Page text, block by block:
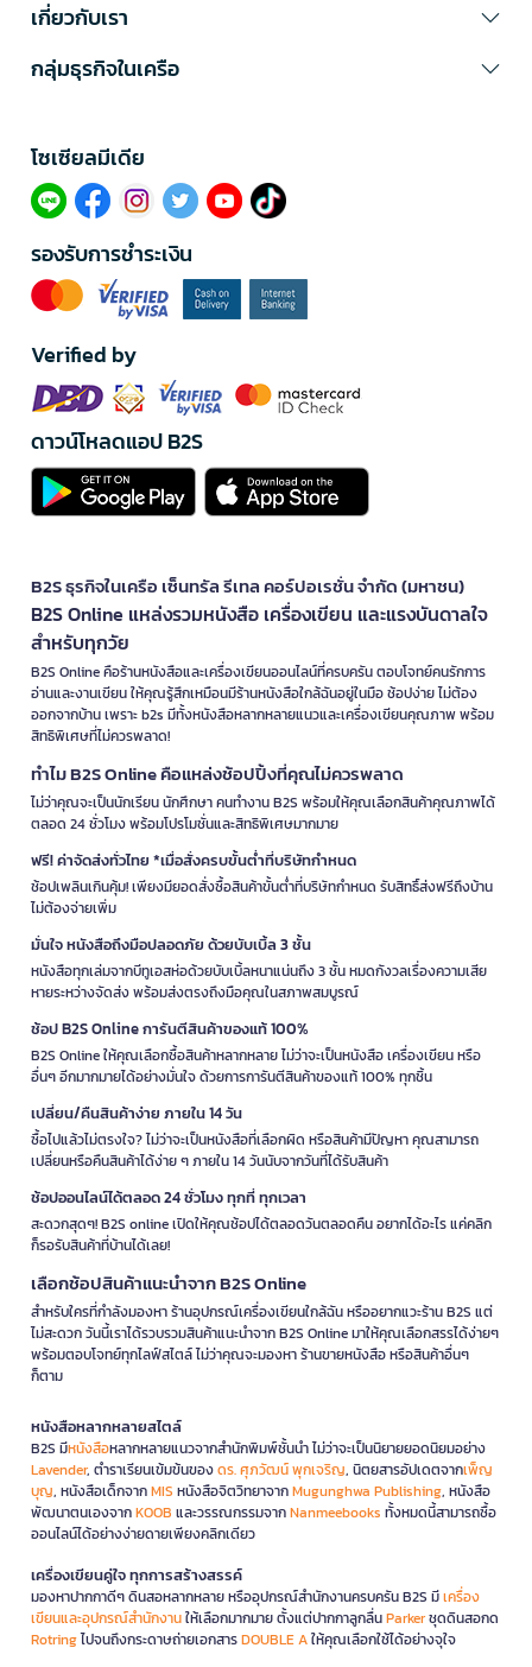
เกี่ยวกับเรา
กลุ่มธุรกิจในเครือ
โซเซียลมีเดีย​
รองรับการชำระเงิน
Verified by
ดาวน์โหลดแอป B2S
B2S ธุรกิจในเครือ เซ็นทรัล รีเทล คอร์ปอเรชั่น จำกัด (มหาชน)
B2S Online แหล่งรวมหนังสือ เครื่องเขียน และแรงบันดาลใจ
สำหรับทุกวัย
B2S Online คือร้านหนังสือและเครื่องเขียนออนไลน์ที่ครบครัน ตอบโจทย์คนรักการ
อ่านและงานเขียน ให้คุณรู้สึกเหมือนมีร้านหนังสือใกล้ฉันอยู่ในมือ ช้อปง่าย ไม่ต้อง
ออกจากบ้าน เพราะ b2s มีทั้งหนังสือหลากหลายแนวและเครื่องเขียนคุณภาพ พร้อม
สิทธิพิเศษที่ไม่ควรพลาด!
ทำไม B2S Online คือแหล่งช้อปปิ้งที่คุณไม่ควรพลาด
ไม่ว่าคุณจะเป็นนักเรียน นักศึกษา คนทำงาน B2S พร้อมให้คุณเลือกสินค้าคุณภาพได้
ตลอด 24 ชั่วโมง พร้อมโปรโมชั่นและสิทธิพิเศษมากมาย
ฟรี! ค่าจัดส่งทั่วไทย *เมื่อสั่งครบขั้นต่ำที่บริษัทกำหนด
ช้อปเพลินเกินคุ้ม! เพียงมียอดสั่งซื้อสินค้าขั้นต่ำที่บริษัทกำหนด รับสิทธิ์ส่งฟรีถึงบ้าน
ไม่ต้องจ่ายเพิ่ม
มั่นใจ หนังสือถึงมือปลอดภัย ด้วยบับเบิ้ล 3 ชั้น
หนังสือทุกเล่มจากบีทูเอสห่อด้วยบับเบิ้ลหนาแน่นถึง 3 ชั้น หมดกังวลเรื่องความเสีย
หายระหว่างจัดส่ง พร้อมส่งตรงถึงมือคุณในสภาพสมบูรณ์
ช้อป B2S Online การันตีสินค้าของแท้ 100%
B2S Online ให้คุณเลือกซื้อสินค้าหลากหลาย ไม่ว่าจะเป็นหนังสือ เครื่องเขียน หรือ
อื่นๆ อีกมากมายได้อย่างมั่นใจ ด้วยการการันตีสินค้าของแท้ 100% ทุกชิ้น
เปลี่ยน/คืนสินค้าง่าย ภายใน 14 วัน
ซื้อไปแล้วไม่ตรงใจ? ไม่ว่าจะเป็นหนังสือที่เลือกผิด หรือสินค้ามีปัญหา คุณสามารถ
เปลี่ยนหรือคืนสินค้าได้ง่าย ๆ ภายใน 14 วันนับจากวันที่ได้รับสินค้า
ช้อปออนไลน์ได้ตลอด 24 ชั่วโมง ทุกที่ ทุกเวลา
สะดวกสุดๆ! B2S online เปิดให้คุณช้อปได้ตลอดวันตลอดคืน อยากได้อะไร แค่คลิก
ก็รอรับสินค้าที่บ้านได้เลย!
เลือกช้อปสินค้าแนะนำจาก B2S Online
สำหรับใครที่กำลังมองหา ร้านอุปกรณ์เครื่องเขียนใกล้ฉัน หรืออยากแวะร้าน B2S แต่
ไม่สะดวก วันนี้เราได้รวบรวมสินค้าแนะนำจาก B2S Online มาให้คุณเลือกสรรได้ง่ายๆ
พร้อมตอบโจทย์ทุกไลฟ์สไตล์ ไม่ว่าคุณจะมองหา ร้านขายหนังสือ หรือสินค้าอื่นๆ
ก็ตาม
หนังสือหลากหลายสไตล์
B2S มีหนังสือหลากหลายแนวจากสำนักพิมพ์ชั้นนำ ไม่ว่าจะเป็นนิยายยอดนิยมอย่าง
Lavender, ตำราเรียนเข้มข้นของดร. ศุภวัฒน์ พุกเจริญ, นิตยสารอัปเดตจากเพ็ญ
บุญ, หนังสือเด็กจากMIS หนังสือจิตวิทยาจากMugunghwa Publishing, หนังสือ
พัฒนาตนเองจากKOOB และวรรณกรรมจากNanmeebooks ทั้งหมดนี้สามารถซื้อ
ออนไลน์ได้อย่างง่ายดายเพียงคลิกเดียว
เครื่องเขียนคู่ใจ ทุกการสร้างสรรค์
มองหาปากกาดีๆ ดินสอหลากหลาย หรืออุปกรณ์สำนักงานครบครัน B2S มีเครื่อง
เขียนและอุปกรณ์สำนักงานให้เลือกมากมาย ตั้งแต่ปากกาลูกลื่นParkerชุดดินสอกด
Rotringไปจนถึงกระดาษถ่ายเอกสารDOUBLE Aให้คุณเลือกใช้ได้อย่างจุใจ